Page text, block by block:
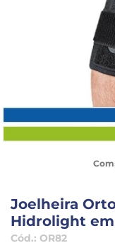
Joelheira
Hidrolight
Cód.: OR82